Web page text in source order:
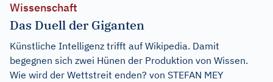
Wissenschaft
Das Duell der Giganten
Künstliche Intelligenz trifft auf Wikipedia. Damit
begegnen sich zwei Hünen der Produktion von Wissen.
Wie wird der Wettstreit enden? von STEFAN MEY